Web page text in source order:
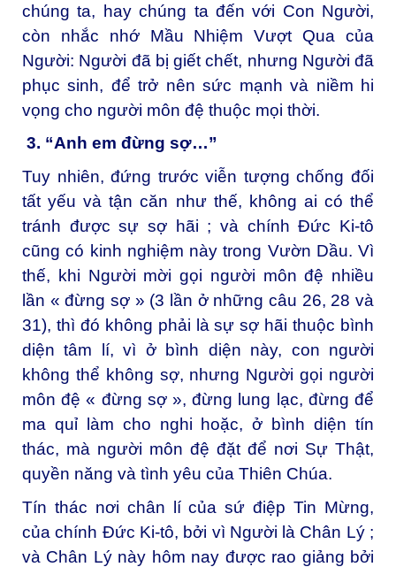
chúng ta, hay chúng ta đến với Con Người,
còn nhắc nhớ Mầu Nhiệm Vượt Qua của
Người: Người đã bị giết chết, nhưng Người đã
phục sinh, để trở nên sức mạnh và niềm hi
vọng cho người môn đệ thuộc mọi thời.
3. “Anh em đừng sợ…”
Tuy nhiên, đứng trước viễn tượng chống đối
tất yếu và tận căn như thế, không ai có thể
tránh được sự sợ hãi ; và chính Đức Ki-tô
cũng có kinh nghiệm này trong Vườn Dầu. Vì
thế, khi Người mời gọi người môn đệ nhiều
lần « đừng sợ » (3 lần ở những câu 26, 28 và
31), thì đó không phải là sự sợ hãi thuộc bình
diện tâm lí, vì ở bình diện này, con người
không thể không sợ, nhưng Người gọi người
môn đệ « đừng sợ », đừng lung lạc, đừng để
ma quỉ làm cho nghi hoặc, ở bình diện tín
thác, mà người môn đệ đặt để nơi Sự Thật,
quyền năng và tình yêu của Thiên Chúa.
Tín thác nơi chân lí của sứ điệp Tin Mừng,
của chính Đức Ki-tô, bởi vì Người là Chân Lý ;
và Chân Lý này hôm nay được rao giảng bởi